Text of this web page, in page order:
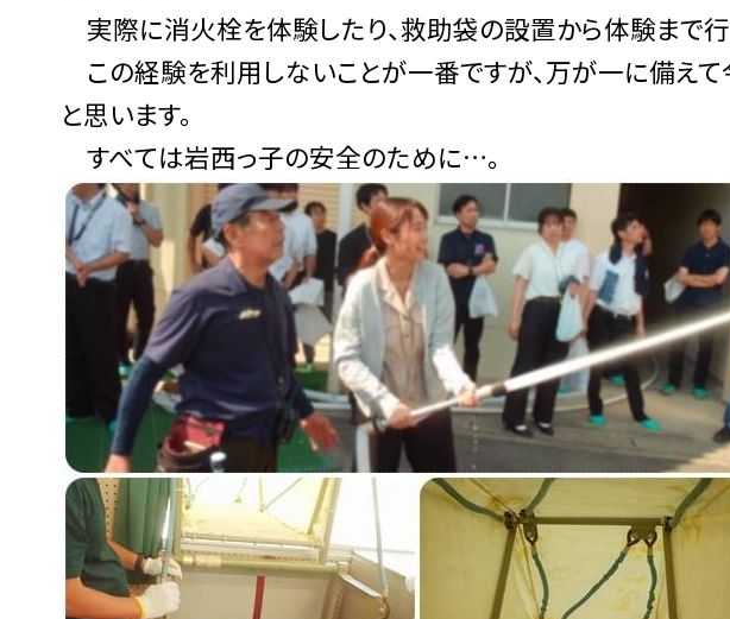
実際に消火栓を体験したり、救助袋の設置から体験まで行
この経験を利用しないことが一番ですが、万が一に備え
と思います。
すべては岩西っ子の安全のために…。